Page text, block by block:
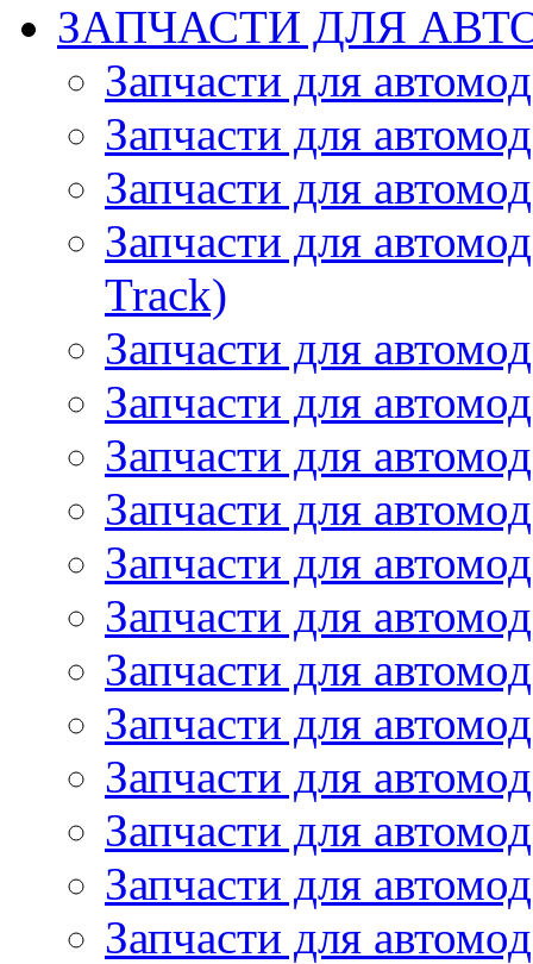
ЗАПЧАСТИ ДЛЯ
Запчасти для
Запчасти для
Запчасти для
Запчасти для
Track)
Запчасти для
Запчасти для
Запчасти для
Запчасти для
Запчасти для
Запчасти для
Запчасти для
Запчасти для
Запчасти для
Запчасти для
Запчасти для
Запчасти для